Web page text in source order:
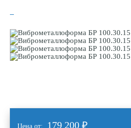
Цена от: 179 200 ₽